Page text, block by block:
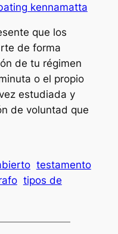
kennamatta
que los
de forma
de tu régimen
o el propio
estudiada y
de voluntad que
testamento
tipos de